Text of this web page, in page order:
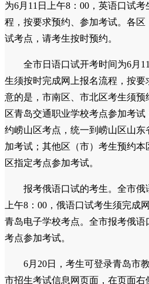
为6月11日上午8：00，英语口试
程，按要求预约、参加考试。各
试考点，请考生按时预约。
全市日语口试开考时间为6月
生须按时完成网上报名流程，按
意的是，市南区、市北区考生须
区青岛交通职业学校考点参加考
约崂山区考点，统一到崂山区山
加考试；其他区（市）考生预约
区指定考点参加考试。
报考俄语口试的考生。全市俄
上午8：00，俄语口试考生须完成
青岛电子学校考点。全市报考俄
考点参加考试。
6月20日，考生可登录青岛市
市招生考试信息网页面，在页面右